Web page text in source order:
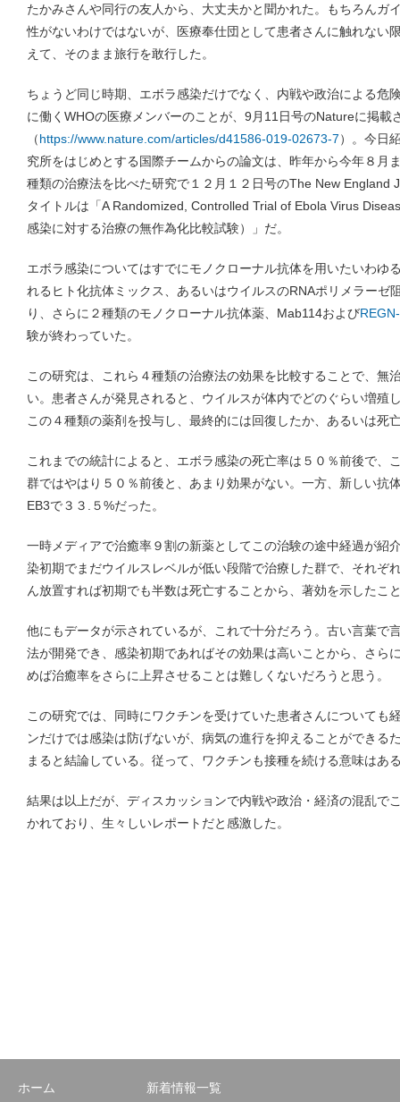
たかみさんや同行の友人から、大丈夫かと聞かれた。もちろんガ
性がないわけではないが、医療奉仕団として患者さんに触れない
えて、そのまま旅行を敢行した。
ちょうど同じ時期、エボラ感染だけでなく、内戦や政治による危
に働くWHOの医療メンバーのことが、9月11日号のNatureに掲載
（https://www.nature.com/articles/d41586-019-02673-7）。今日
究所をはじめとする国際チームからの論文は、昨年から今年８月
種類の治療法を比べた研究で１２月１２日号のThe New England
タイトルは「A Randomized, Controlled Trial of Ebola Virus
感染に対する治療の無作為化比較試験）」だ。
エボラ感染についてはすでにモノクローナル抗体を用いたいわゆ
れるヒト化抗体ミックス、あるいはウイルスのRNAポリメラーゼ
り、さらに２種類のモノクローナル抗体薬、Mab114および
験が終わっていた。
この研究は、これら４種類の治療法の効果を比較することで、無
い。患者さんが発見されると、ウイルスが体内でどのぐらい増殖
この４種類の薬剤を投与し、最終的には回復したか、あるいは死
これまでの統計によると、エボラ感染の死亡率は５０％前後で、
群ではやはり５０％前後と、あまり効果がない。一方、新しい抗
EB3で３３.５%だった。
一時メディアで治癒率９割の新薬としてこの治験の途中経過が紹
染初期でまだウイルスレベルが低い段階で治療した群で、それぞ
ん放置すれば初期でも半数は死亡することから、著効を示したこ
他にもデータが示されているが、これで十分だろう。古い言葉で
法が開発でき、感染初期であればその効果は高いことから、さら
めば治癒率をさらに上昇させることは難しくないだろうと思う。
この研究では、同時にワクチンを受けていた患者さんについても
ンだけでは感染は防げないが、病気の進行を抑えることができる
まると結論している。従って、ワクチンも接種を続ける意味はあ
結果は以上だが、ディスカッションで内戦や政治・経済の混乱で
かれており、生々しいレポートだと感激した。
ホーム 新着情報一覧